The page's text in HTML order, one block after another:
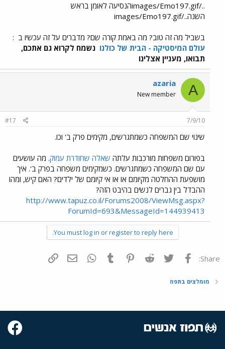
../images/Emo197.gifהנסיעה לאומן בראש
השנה../images/Emo197.gif
בשביל מה זה טוב? מה באמת קורה שם? מדברים על זה עכשיו ב :
עולם המיסטיקה - הבית של כולנו נשמח לקרוא גם אתכם,
תבואו, מעניין אצלינו
A
azaria
New member
7/9/10
#17
שינוי שם המשפחה כשמתגרשים, מקימים פרק ב' וכו.
בפורום משפחות מורכבות עלתה שאלה שחודרת עמוק. מה עושעים
עם שם המשפחה כשמתגרשים. כשמקימים משפחה בפרק ב'. איך
מושפעת ההחלטה מקיומם או או אי קיומם של ילדים? האם קיש, ומהו
ההבדל בין גברים לנשים בהיבט הזה?
http://www.tapuz.co.il/Forums2008/ViewMsg.aspx?
ForumId=693&MessageId=144939413
You must log in or register to reply here.
Share: פייסבוק Twitter
Reddit
Pinterest
Tumblr
WhatsAppדואר אלקטרוני
מומלצים בתפוז